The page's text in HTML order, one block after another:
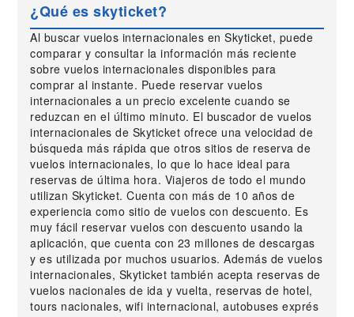
¿Qué es skyticket?
Al buscar vuelos internacionales en Skyticket, puede
comparar y consultar la información más reciente
sobre vuelos internacionales disponibles para
comprar al instante. Puede reservar vuelos
internacionales a un precio excelente cuando se
reduzcan en el último minuto. El buscador de vuelos
internacionales de Skyticket ofrece una velocidad de
búsqueda más rápida que otros sitios de reserva de
vuelos internacionales, lo que lo hace ideal para
reservas de última hora. Viajeros de todo el mundo
utilizan Skyticket. Cuenta con más de 10 años de
experiencia como sitio de vuelos con descuento. Es
muy fácil reservar vuelos con descuento usando la
aplicación, que cuenta con 23 millones de descargas
y es utilizada por muchos usuarios. Además de vuelos
internacionales, Skyticket también acepta reservas de
vuelos nacionales de ida y vuelta, reservas de hotel,
tours nacionales, wifi internacional, autobuses exprés